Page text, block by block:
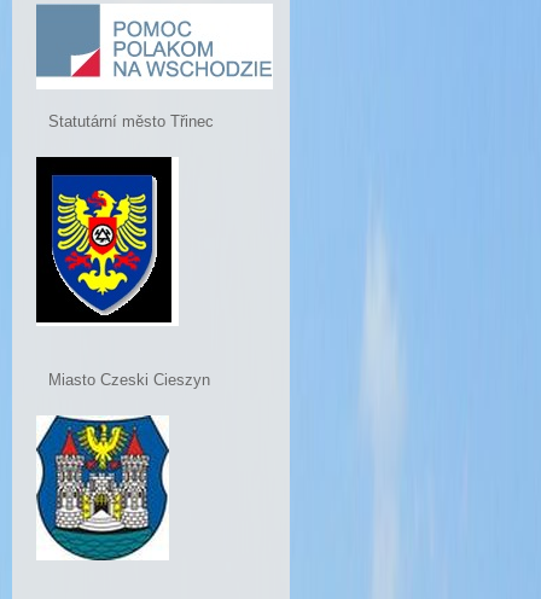
Statutární město Třinec
Miasto Czeski Cieszyn